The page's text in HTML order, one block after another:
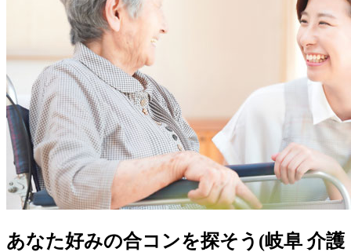
あなた好みの合コンを探そう(岐阜 介護